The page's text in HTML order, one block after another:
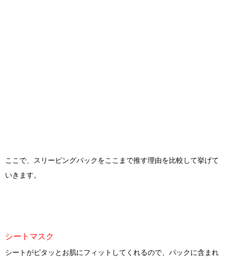
ここで、スリーピングパックをここまで推す理由を比較して挙げて
いきます。
シートマスク
シートがピタッとお肌にフィットしてくれるので、パックに含まれ